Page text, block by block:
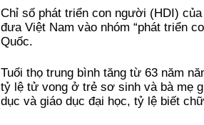
Chỉ số phát triển con người (HDI)
đưa Việt Nam vào nhóm “phát triển
Quốc.
Tuổi thọ trung bình tăng từ 63 năm
tỷ lệ tử vong ở trẻ sơ sinh và bà mẹ
dục và giáo dục đại học, tỷ lệ biết